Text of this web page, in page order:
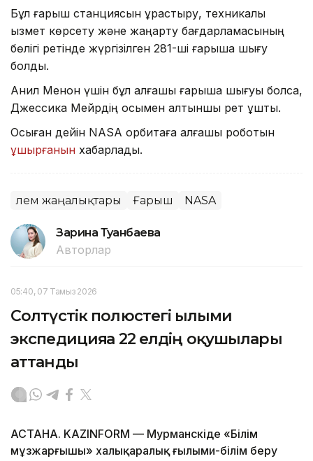
Бұл ғарыш станциясын құрастыру, техникалық
қызмет көрсету және жаңарту бағдарламасының
бөлігі ретінде жүргізілген 281-ші ғарышқа шығу
болды.
Анил Менон үшін бұл алғашқы ғарышқа шығуы болса,
Джессика Мейрдің осымен алтыншы рет ұшты.
Осыған дейін NASA орбитаға алғашқы роботын
ұшырғанын хабарладық.
Әлем жаңалықтары Ғарыш NASA
Зарина Туғанбаева
Авторлар
05:40, 07 Тамыз 2026
Солтүстік полюстегі ғылыми
экспедицияға 22 елдің оқушылары
аттанды
АСТАНА. KAZINFORM — Мурманскіде «Білім
мұзжарғышы» халықаралық ғылыми-білім беру